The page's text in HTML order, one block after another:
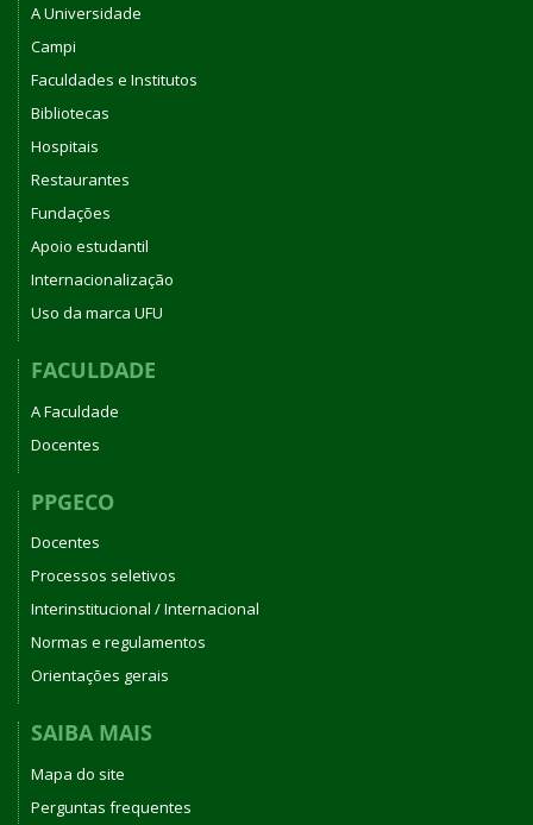
A Universidade
Campi
Faculdades e Institutos
Bibliotecas
Hospitais
Restaurantes
Fundações
Apoio estudantil
Internacionalização
Uso da marca UFU
FACULDADE
A Faculdade
Docentes
PPGECO
Docentes
Processos seletivos
Interinstitucional / Internacional
Normas e regulamentos
Orientações gerais
SAIBA MAIS
Mapa do site
Perguntas frequentes